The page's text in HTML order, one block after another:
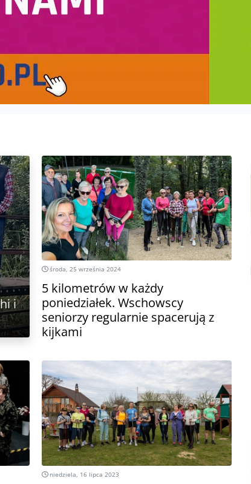
i
środa, 25 września 2024
5 kilometrów w każdy
poniedziałek. Wschowscy
seniorzy regularnie spacerują z
kijkami
niedziela, 16 lipca 2023